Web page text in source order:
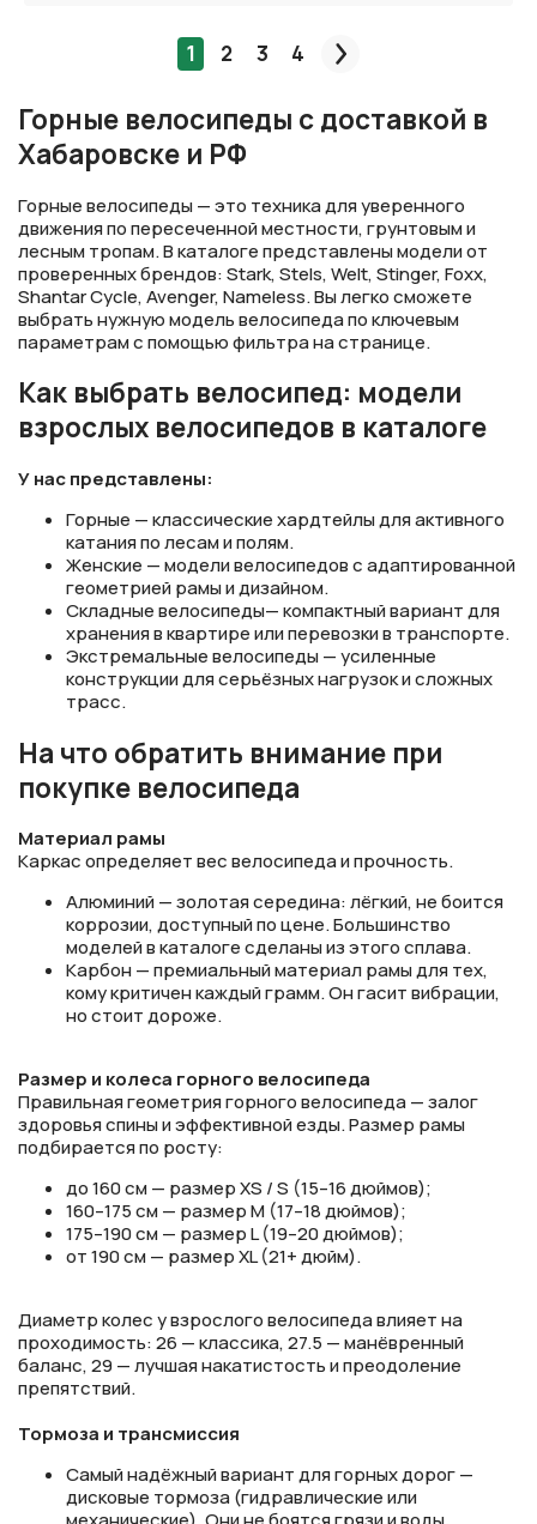
1 2 3 4 След.
Горные велосипеды с доставкой в
Хабаровске и РФ
Горные велосипеды — это техника для уверенного
движения по пересеченной местности, грунтовым и
лесным тропам. В каталоге представлены модели от
проверенных брендов: Stark, Stels, Welt, Stinger, Foxx,
Shantar Cycle, Avenger, Nameless. Вы легко сможете
выбрать нужную модель велосипеда по ключевым
параметрам с помощью фильтра на странице.
Как выбрать велосипед: модели
взрослых велосипедов в каталоге
У нас представлены:
Горные — классические хардтейлы для активного
катания по лесам и полям.
Женские — модели велосипедов с адаптированной
геометрией рамы и дизайном.
Складные велосипеды— компактный вариант для
хранения в квартире или перевозки в транспорте.
Экстремальные велосипеды — усиленные
конструкции для серьёзных нагрузок и сложных
трасс.
На что обратить внимание при
покупке велосипеда
Материал рамы
Каркас определяет вес велосипеда и прочность.
Алюминий — золотая середина: лёгкий, не боится
коррозии, доступный по цене. Большинство
моделей в каталоге сделаны из этого сплава.
Карбон — премиальный материал рамы для тех,
кому критичен каждый грамм. Он гасит вибрации,
но стоит дороже.
Размер и колеса горного велосипеда
Правильная геометрия горного велосипеда — залог
здоровья спины и эффективной езды. Размер рамы
подбирается по росту:
до 160 см — размер XS / S (15–16 дюймов);
160–175 см — размер M (17–18 дюймов);
175–190 см — размер L (19–20 дюймов);
от 190 см — размер XL (21+ дюйм).
Диаметр колес у взрослого велосипеда влияет на
проходимость: 26 — классика, 27.5 — манёвренный
баланс, 29 — лучшая накатистость и преодоление
препятствий.
Тормоза и трансмиссия
Самый надёжный вариант для горных дорог —
дисковые тормоза (гидравлические или